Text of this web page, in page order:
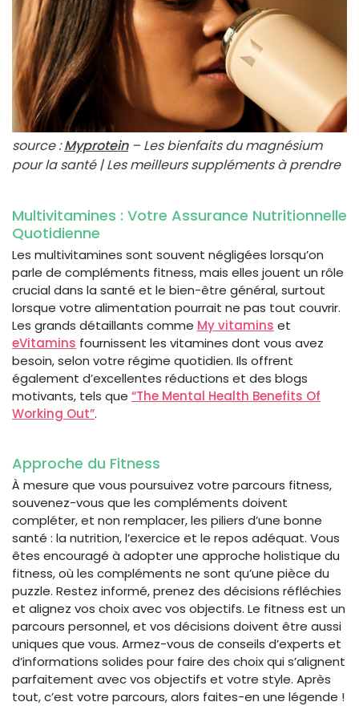
source :Myprotein– Les bienfaits du magnésium
pour la santé | Les meilleurs suppléments à prendre
Multivitamines : Votre Assurance Nutritionnelle
Quotidienne
Les multivitamines sont souvent négligées lorsqu’on
parle de compléments fitness, mais elles jouent un rôle
crucial dans la santé et le bien-être général, surtout
lorsque votre alimentation pourrait ne pas tout couvrir.
Les grands détaillants comme My vitamins et
eVitamins fournissent les vitamines dont vous avez
besoin, selon votre régime quotidien. Ils offrent
également d’excellentes réductions et des blogs
motivants, tels que “The Mental Health Benefits Of
Working Out”.
Approche du Fitness
À mesure que vous poursuivez votre parcours fitness,
souvenez-vous que les compléments doivent
compléter, et non remplacer, les piliers d’une bonne
santé : la nutrition, l’exercice et le repos adéquat. Vous
êtes encouragé à adopter une approche holistique du
fitness, où les compléments ne sont qu’une pièce du
puzzle. Restez informé, prenez des décisions réfléchies
et alignez vos choix avec vos objectifs. Le fitness est un
parcours personnel, et vos décisions doivent être aussi
uniques que vous. Armez-vous de conseils d’experts et
d’informations solides pour faire des choix qui s’alignent
parfaitement avec vos objectifs et votre style. Après
tout, c’est votre parcours, alors faites-en une légende !